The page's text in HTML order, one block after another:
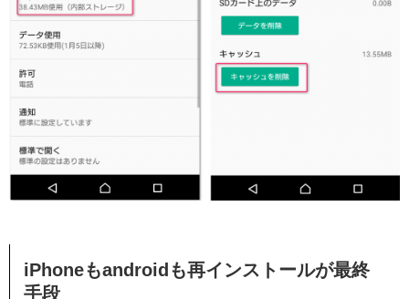
iPhoneもandroidも再インストールが最終
手段